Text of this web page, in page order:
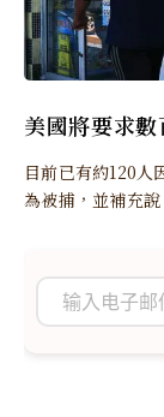
美國將要求
目前已有約120人
為被捕，並補充